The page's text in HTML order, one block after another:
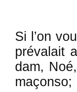
Si l’on
prévalait
dam,
maçonso;